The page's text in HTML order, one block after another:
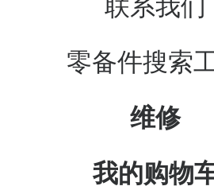
零备件搜索
维修
我的购物